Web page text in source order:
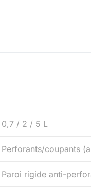
0,7 / 2 / 5 L
Perforants/coupants
Paroi rigide anti-